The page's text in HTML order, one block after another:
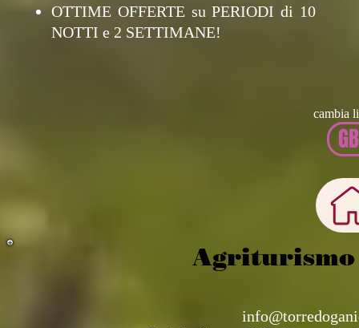
OTTIME OFFERTE su PERIODI di 10
NOTTI e 2 SETTIMANE!
cambia
Agriturismo